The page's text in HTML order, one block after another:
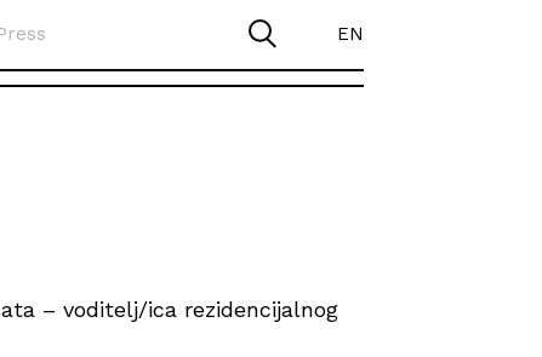
EN
– voditelj/ica rezidencijalnog